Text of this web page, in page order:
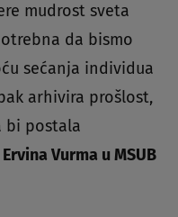
mudrost sveta
da bismo
sećanja individua
arhivira prošlost,
bi postala
Vurma u MSUB